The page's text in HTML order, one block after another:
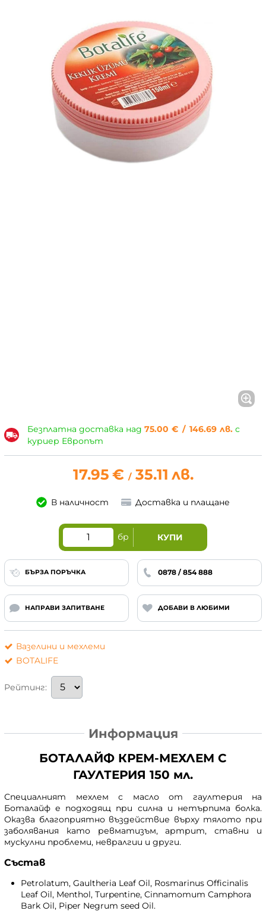
Безплатна доставка над 75.00 € / 146.69 лв.с
куриер Европът
17.95 € / 35.11 лв.
В наличност Доставка и плащане
бр КУПИ
БЪРЗА ПОРЪЧКА 0878 / 854 888
НАПРАВИ ЗАПИТВАНЕ ДОБАВИ В ЛЮБИМИ
Вазелини и мехлеми
BOTALIFE
Рейтинг:
Информация
БОТАЛАЙФ КРЕМ-МЕХЛЕМ С
ГАУЛТЕРИЯ 150 мл.
Специалният мехлем с масло от гаултерия на
Боталайф е подходящ при силна и нетърпима болка.
Оказва благоприятно въздействие върху тялото при
заболявания като ревматизъм, артрит, ставни и
мускулни проблеми, невралгии и други.
Състав
Petrolatum, Gaultheria Leaf Oil, Rosmarinus Officinalis
Leaf Oil, Menthol, Turpentine, Cinnamomum Camphora
Bark Oil, Piper Negrum seed Oil.